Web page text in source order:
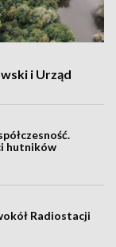
i Urząd
hutników
Radiostacji